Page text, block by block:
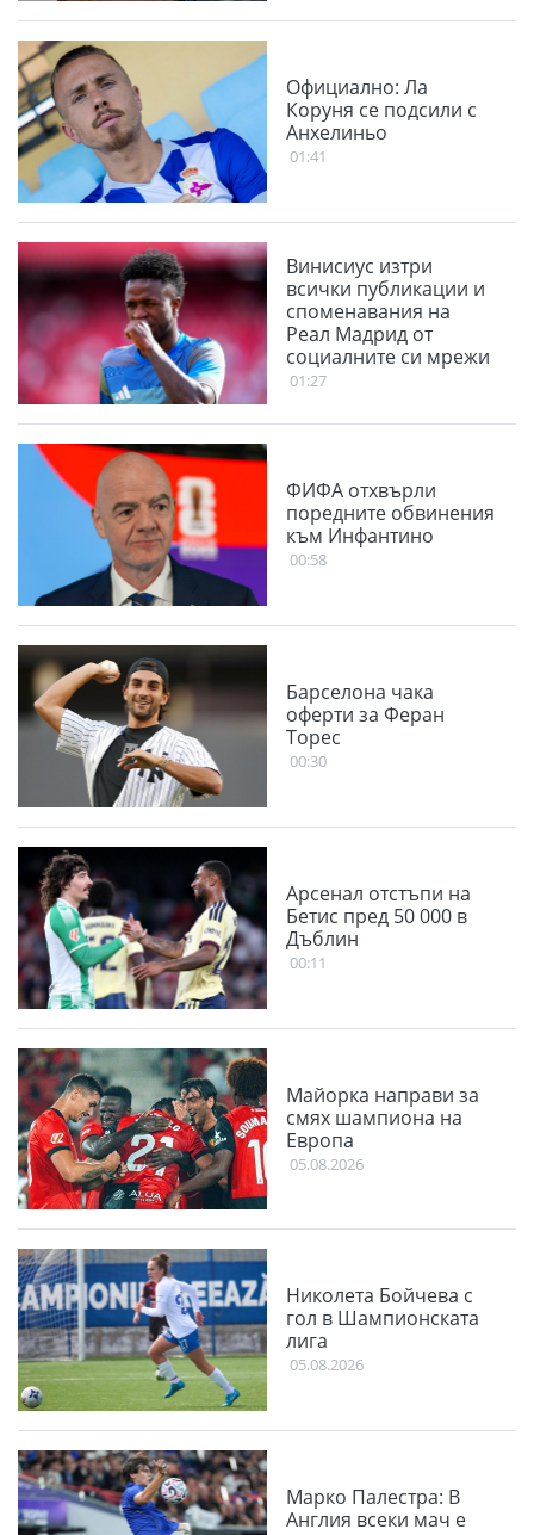
Официално: Ла
Коруня се подсили с
Анхелиньо
01:41
Винисиус изтри
всички публикации и
споменавания на
Реал Мадрид от
социалните си мрежи
01:27
ФИФА отхвърли
поредните обвинения
към Инфантино
00:58
Барселона чака
оферти за Феран
Торес
00:30
Арсенал отстъпи на
Бетис пред 50 000 в
Дъблин
00:11
Майорка направи за
смях шампиона на
Европа
05.08.2026
Николета Бойчева с
гол в Шампионската
лига
05.08.2026
Марко Палестра: В
Англия всеки мач е